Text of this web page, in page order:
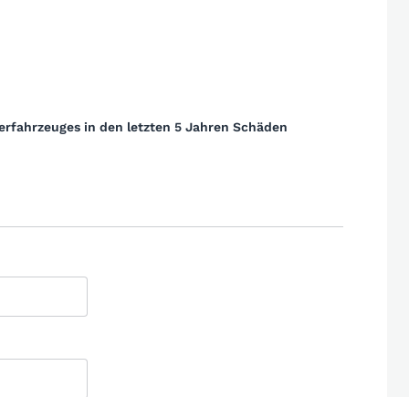
in den letzten 5 Jahren Schäden